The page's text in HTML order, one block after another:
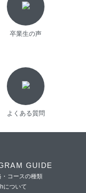
卒業生の声
よくある質問
GUIDE
・コースの種類
について